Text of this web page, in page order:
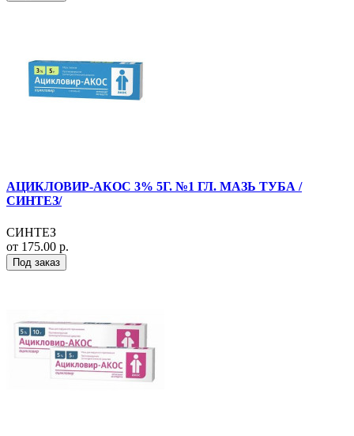
АЦИКЛОВИР-АКОС 3% 5Г. №1 ГЛ. МАЗЬ ТУБА /
СИНТЕЗ/
СИНТЕЗ
от 175.00 р.
Под заказ